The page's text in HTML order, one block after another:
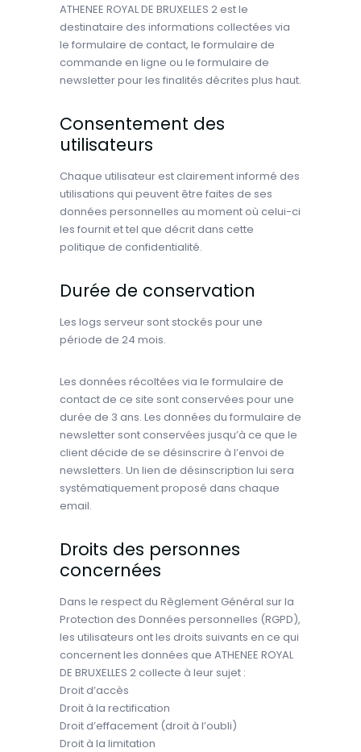
ATHENEE ROYAL DE BRUXELLES 2 est le
destinataire des informations collectées via
le formulaire de contact, le formulaire de
commande en ligne ou le formulaire de
newsletter pour les finalités décrites plus haut.
Consentement des
utilisateurs
Chaque utilisateur est clairement informé des
utilisations qui peuvent être faites de ses
données personnelles au moment où celui-ci
les fournit et tel que décrit dans cette
politique de confidentialité.
Durée de conservation
Les logs serveur sont stockés pour une
période de 24 mois.
Les données récoltées via le formulaire de
contact de ce site sont conservées pour une
durée de 3 ans. Les données du formulaire de
newsletter sont conservées jusqu’à ce que le
client décide de se désinscrire à l’envoi de
newsletters. Un lien de désinscription lui sera
systématiquement proposé dans chaque
email.
Droits des personnes
concernées
Dans le respect du Règlement Général sur la
Protection des Données personnelles (RGPD),
les utilisateurs ont les droits suivants en ce qui
concernent les données que ATHENEE ROYAL
DE BRUXELLES 2 collecte à leur sujet :
Droit d’accès
Droit à la rectification
Droit d’effacement (droit à l’oubli)
Droit à la limitation